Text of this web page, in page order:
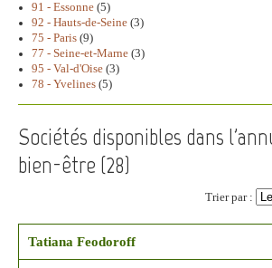
91 - Essonne (5)
92 - Hauts-de-Seine (3)
75 - Paris (9)
77 - Seine-et-Marne (3)
95 - Val-d'Oise (3)
78 - Yvelines (5)
Sociétés disponibles dans
bien-être (28)
Trier par :
Tatiana Feodoroff